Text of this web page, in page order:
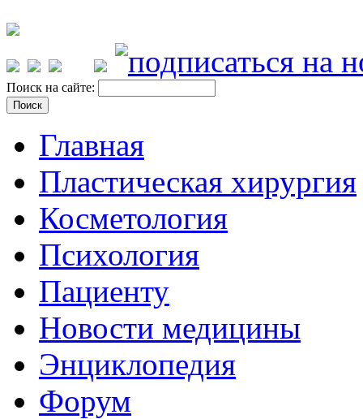
Поиск на сайте:
Главная
Пластическая хирургия
Косметология
Психология
Пациенту
Новости медицины
Энциклопедия
Форум